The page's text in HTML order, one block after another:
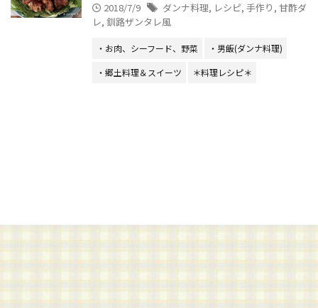
2018/7/9 ダンナ料理, レシピ, 手作り , 甘酢ダ
レ, 釧路ザンタレ風
・お肉、シーフード、野菜
・男飯(ダンナ料理)
・郷土料理＆スイーツ
＊料理レシピ＊